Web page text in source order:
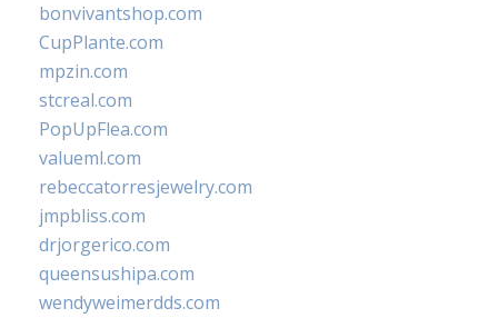
bonvivantshop.com
CupPlante.com
mpzin.com
stcreal.com
PopUpFlea.com
valueml.com
rebeccatorresjewelry.com
jmpbliss.com
drjorgerico.com
queensushipa.com
wendyweimerdds.com